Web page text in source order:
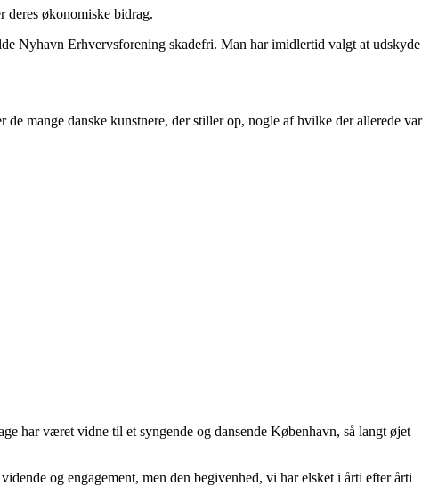
deres økonomiske bidrag.
Nyhavn Erhvervsforening skadefri. Man har imidlertid valgt at udskyde
mange danske kunstnere, der stiller op, nogle af hvilke der allerede var
har været vidne til et syngende og dansende København, så langt øjet
og engagement, men den begivenhed, vi har elsket i årti efter årti